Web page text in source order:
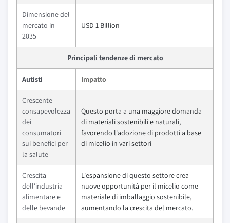
Dimensione del
mercato in
2035
USD 1 Billion
Principali tendenze di mercato
Autisti Impatto
Crescente
consapevolezza
dei
consumatori
sui benefici per
la salute
Questo porta a una maggiore domanda
di materiali sostenibili e naturali,
favorendo l'adozione di prodotti a base
di micelio in vari settori
Crescita
dell'industria
alimentare e
delle bevande
L'espansione di questo settore crea
nuove opportunità per il micelio come
materiale di imballaggio sostenibile,
aumentando la crescita del mercato.